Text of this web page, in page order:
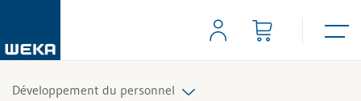
Développement du personnel